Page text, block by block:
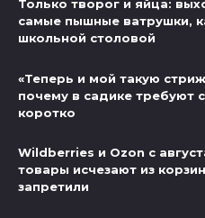
Только творог и яйца:
самые пышные ватрушки,
школьной столовой
«Теперь и мой такую
почему в садике требуют
коротко
Wildberries и Ozon с
товары исчезают из
запретили